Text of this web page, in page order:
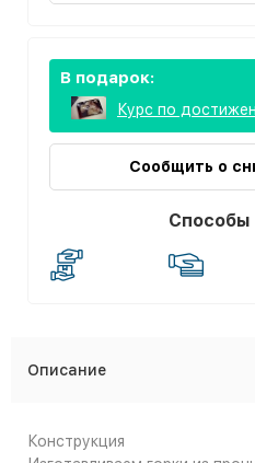
В подарок:
Курс по
Сообщить о
Способы
Описание
Конструкция